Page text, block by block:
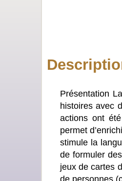
Présentation
histoires avec
actions ont
permet
stimule la
de formuler
jeux de cartes
de personnes